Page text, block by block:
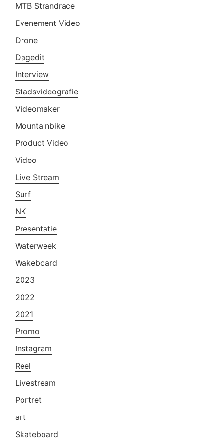
MTB Strandrace
Evenement Video
Drone
Dagedit
Interview
Stadsvideografie
Videomaker
Mountainbike
Product Video
Video
Live Stream
Surf
NK
Presentatie
Waterweek
Wakeboard
2023
2022
2021
Promo
Instagram
Reel
Livestream
Portret
art
Skateboard